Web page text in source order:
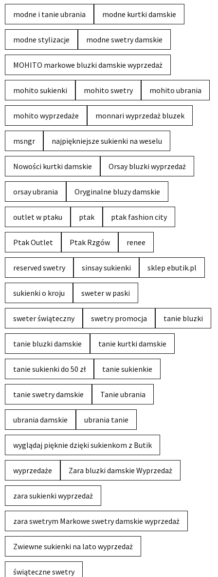
modne i tanie ubrania modne kurtki damskie
modne stylizacje modne swetry damskie
MOHITO markowe bluzki damskie wyprzedaż
mohito sukienki mohito swetry mohito ubrania
mohito wyprzedaże monnari wyprzedaż bluzek
msngr najpiękniejsze sukienki na weselu
Nowości kurtki damskie Orsay bluzki wyprzedaż
orsay ubrania Oryginalne bluzy damskie
outlet w ptaku ptak ptak fashion city
Ptak Outlet Ptak Rzgów renee
reserved swetry sinsay sukienki sklep ebutik.pl
sukienki o kroju sweter w paski
sweter świąteczny swetry promocja tanie bluzki
tanie bluzki damskie tanie kurtki damskie
tanie sukienki do 50 zł tanie sukienkie
tanie swetry damskie Tanie ubrania
ubrania damskie ubrania tanie
wyglądaj pięknie dzięki sukienkom z Butik
wyprzedaże Zara bluzki damskie Wyprzedaż
zara sukienki wyprzedaż
zara swetrym Markowe swetry damskie wyprzedaż
Zwiewne sukienki na lato wyprzedaż
świąteczne swetry